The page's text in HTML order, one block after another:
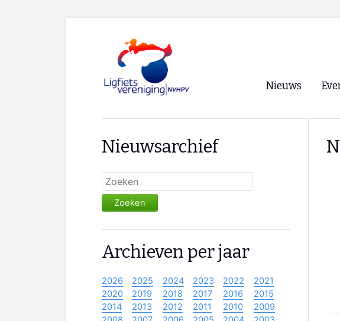
Nieuws
Nieuwsarchief
Zoeken
Archieven per jaar
2026 2025 2024 2023 2022
2021
2020
2019 2018 2017 2016
2015
2014
2013 2012 2011 2010
2009